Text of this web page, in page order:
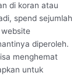
di koran atau
spend sejumlah
diperoleh.
menghemat
untuk